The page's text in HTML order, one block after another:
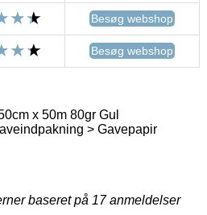
Besøg webshop
Besøg webshop
x 50m 80gr Gul
> Gavepapir
baseret på 17anmeldelser